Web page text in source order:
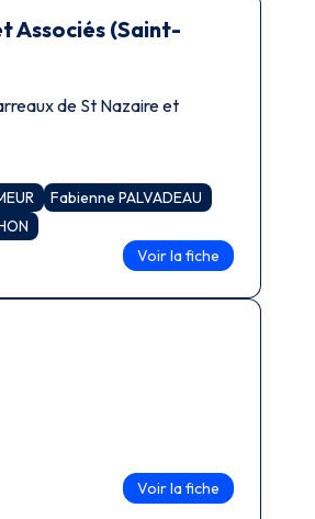
Associés (Saint-
de St Nazaire et
Fabienne PALVADEAU
Voir la fiche
Voir la fiche